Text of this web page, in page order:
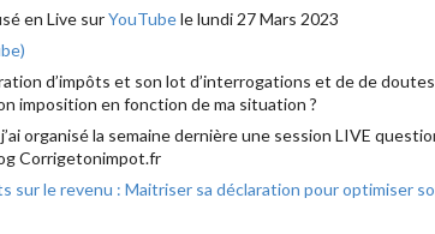
en Live surYouTubele lundi 27 Mars 2023
d’impôts et son lot d’interrogations et de de
imposition en fonction de ma situation ?
organisé la semaine dernière une session LIVE
Corrigetonimpot.fr
sur le revenu : Maitriser sa déclaration pour optimiser